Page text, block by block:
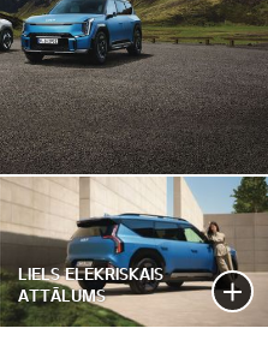
LIELS ELEKRISKAIS
ATTĀLUMS